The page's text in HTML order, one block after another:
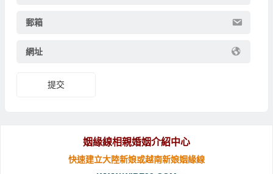
郵箱
網址
提交
姻緣線相親婚姻介紹中心
快速建立大陸新娘或越南新娘姻緣線